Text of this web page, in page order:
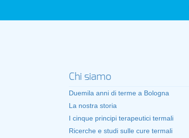
Chi siamo
Duemila anni di terme a Bologna
La nostra storia
I cinque principi terapeutici termali
Ricerche e studi sulle cure termali